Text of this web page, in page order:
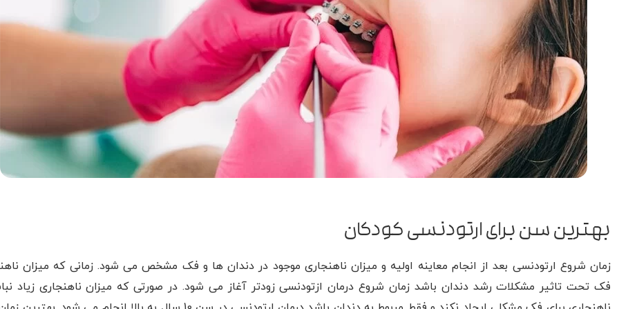
بهترین سن برای ارتودنسی کودکان
زمان شروع ارتودنسی بعد از انجام معاینه اولیه و میزان ناهنجاری موجود در دندان ها و فک مشخص می شود. زمانی که میزان
فک تحت تاثیر مشکلات رشد دندان باشد زمان شروع درمان ازتودنسی زودتر آغاز می شود. در صورتی که میزان ناهنجاری زیاد